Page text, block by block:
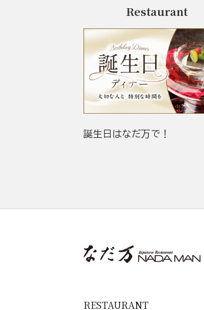
Restaurant
誕生日はなだ万で！
RESTAURANT